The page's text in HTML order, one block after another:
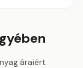
áraiért.